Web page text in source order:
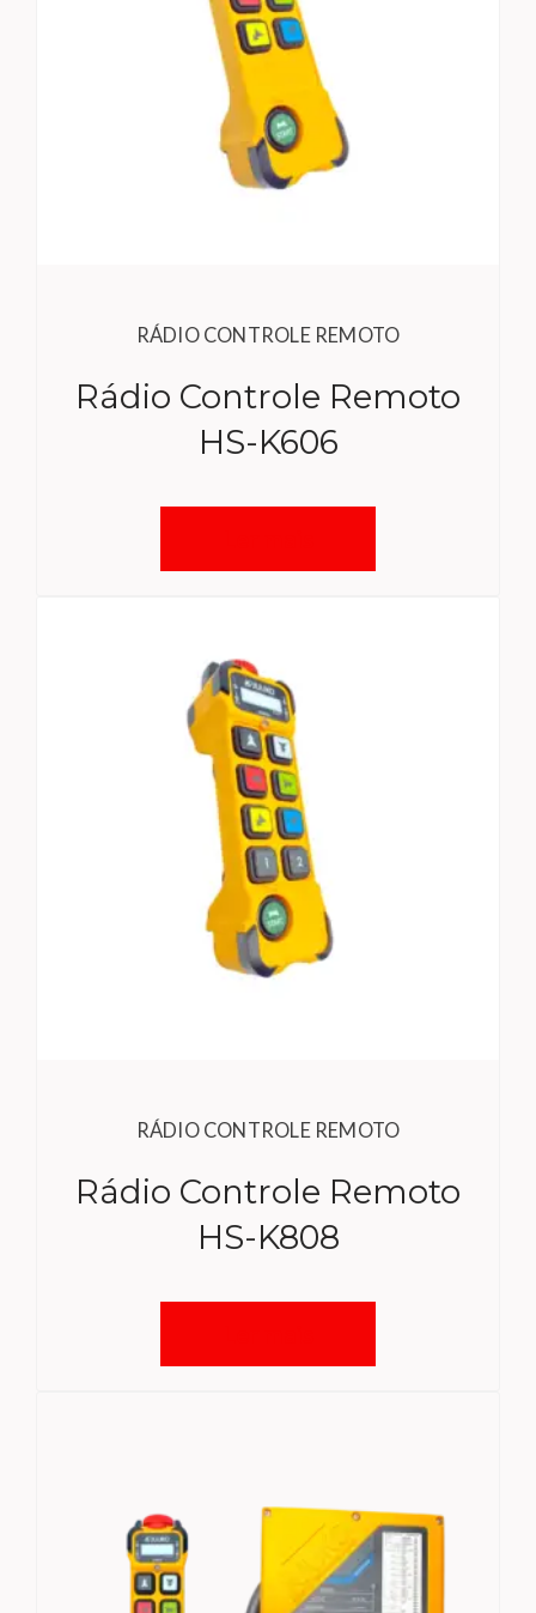
RÁDIO CONTROLE REMOTO
Rádio Controle Remoto
HS-K606
RÁDIO CONTROLE REMOTO
Rádio Controle Remoto
HS-K808